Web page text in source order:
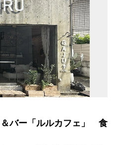
バー「ルルカフェ」 食